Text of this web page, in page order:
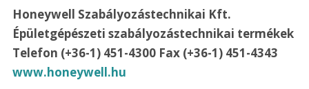
Honeywell Szabályozástechnikai Kft.
Épületgépészeti szabályozástechnikai termékek
Telefon (+36-1) 451-4300 Fax (+36-1) 451-4343
www.honeywell.hu